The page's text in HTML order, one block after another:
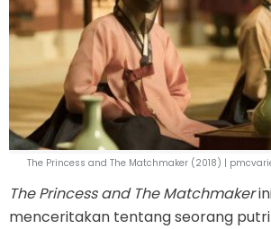
The Princess and The Matchmaker (2018) |
The Princess and The Matchmaker
menceritakan tentang seorang